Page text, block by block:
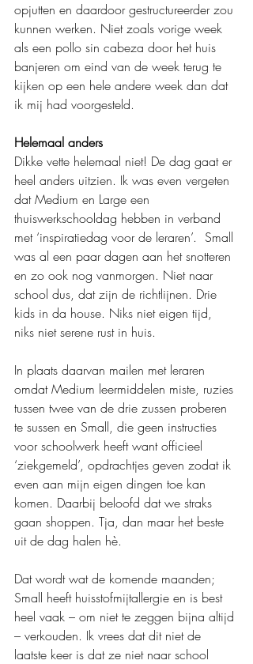
opjutten en daardoor gestructureerder zou
kunnen werken. Niet zoals vorige week
als een pollo sin cabeza door het huis
banjeren om eind van de week terug te
kijken op een hele andere week dan dat
ik mij had voorgesteld.
Helemaal anders
Dikke vette helemaal niet! De dag gaat er
heel anders uitzien. Ik was even vergeten
dat Medium en Large een
thuiswerkschooldag hebben in verband
met ‘inspiratiedag voor de leraren’.  Small
was al een paar dagen aan het snotteren
en zo ook nog vanmorgen. Niet naar
school dus, dat zijn de richtlijnen. Drie
kids in da house. Niks niet eigen tijd,
niks niet serene rust in huis.
In plaats daarvan mailen met leraren
omdat Medium leermiddelen miste, ruzies
tussen twee van de drie zussen proberen
te sussen en Small, die geen instructies
voor schoolwerk heeft want officieel
‘ziekgemeld’, opdrachtjes geven zodat ik
even aan mijn eigen dingen toe kan
komen. Daarbij beloofd dat we straks
gaan shoppen. Tja, dan maar het beste
uit de dag halen hè.
Dat wordt wat de komende maanden;
Small heeft huisstofmijtallergie en is best
heel vaak – om niet te zeggen bijna altijd
– verkouden. Ik vrees dat dit niet de
laatste keer is dat ze niet naar school